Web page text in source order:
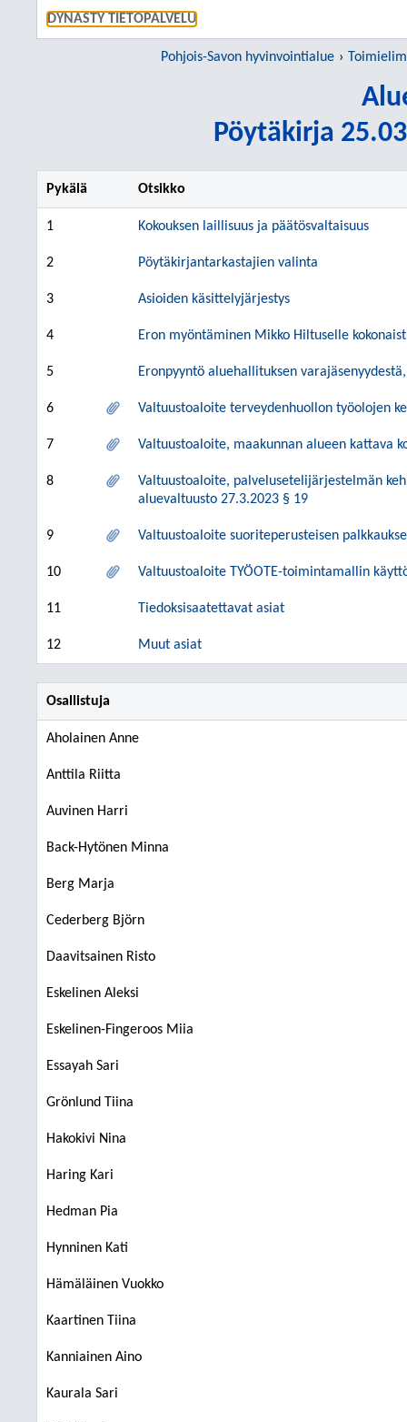
DYNASTY TIETOPALVELU
Pohjois-Savon hyvinvointialue
Pöytäkirja
Pykälä Otsikko
1 Kokouksen laillisuus ja päätösvaltaisuus
2 Pöytäkirjantarkastajien valinta
3 Asioiden käsittelyjärjestys
4 Eron myöntäminen Mikko Hiltuselle
5 Eronpyyntö aluehallituksen
6 Valtuustoaloite terveydenhuollon työolojen
7 Valtuustoaloite, maakunnan alueen kattava
8
Valtuustoaloite, palvelusetelijärjestelmän
aluevaltuusto 27.3.2023 § 19
9 Valtuustoaloite suoriteperusteisen
10 Valtuustoaloite TYÖOTE-toimintamallin
11 Tiedoksisaatettavat asiat
12 Muut asiat
Osallistuja
Aholainen Anne
Anttila Riitta
Auvinen Harri
Back-Hytönen Minna
Berg Marja
Cederberg Björn
Daavitsainen Risto
Eskelinen Aleksi
Eskelinen-Fingeroos Miia
Essayah Sari
Grönlund Tiina
Hakokivi Nina
Haring Kari
Hedman Pia
Hynninen Kati
Hämäläinen Vuokko
Kaartinen Tiina
Kanniainen Aino
Kaurala Sari